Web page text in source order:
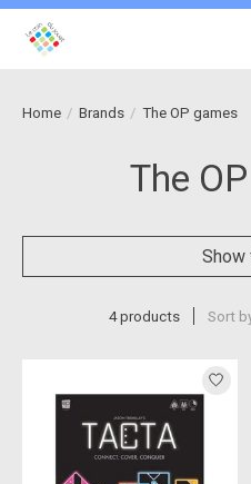
Home / Brands / The OP games
The
Show
4 products Sort